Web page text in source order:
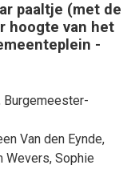
paaltje (met de
hoogte van het
-
Burgemeester-
Van den Eynde,
Wevers, Sophie